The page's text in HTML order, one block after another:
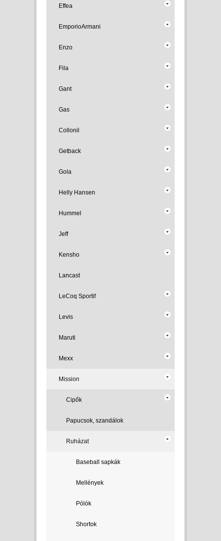
Effea
EmporioArmani
Enzo
Fila
Gant
Gas
Collonil
Getback
Gola
Helly Hansen
Hummel
Jeff
Kensho
Lancast
LeCoq Sportif
Levis
Maruti
Mexx
Mission
Cipők
Papucsok, szandálok
Ruházat
Baseball sapkák
Mellények
Pólók
Shortok